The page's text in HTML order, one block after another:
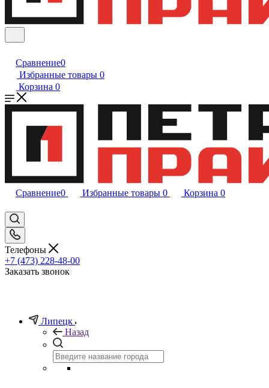
Сравнение0
Избранные товары 0
Корзина 0
Сравнение0 Избранные товары 0 Корзина 0
Телефоны
+7 (473) 228-48-00
Заказать звонок
Липецк
Назад